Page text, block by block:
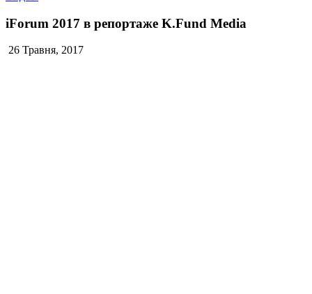
iForum 2017 в репортаже K.Fund Media
26 Травня, 2017